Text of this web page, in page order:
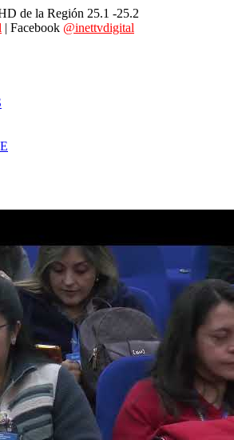
de la Región 25.1 -25.2
| Facebook @inettvdigital